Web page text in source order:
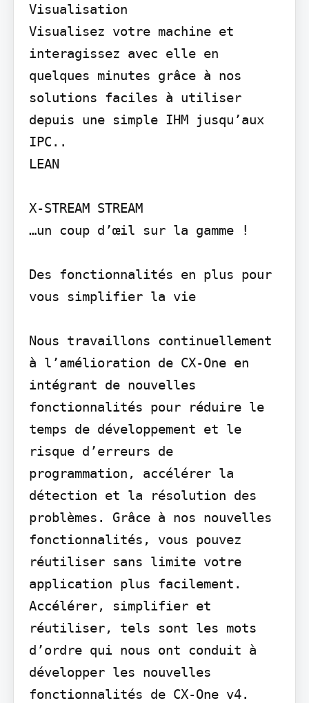
Visualisation
Visualisez votre machine et
interagissez avec elle en
quelques minutes grâce à nos
solutions faciles à utiliser
depuis une simple IHM jusqu’aux
IPC..
LEAN
X-STREAM STREAM
…un coup d’œil sur la gamme !
Des fonctionnalités en plus pour
vous simplifier la vie
Nous travaillons continuellement
à l’amélioration de CX-One en
intégrant de nouvelles
fonctionnalités pour réduire le
temps de développement et le
risque d’erreurs de
programmation, accélérer la
détection et la résolution des
problèmes. Grâce à nos nouvelles
fonctionnalités, vous pouvez
réutiliser sans limite votre
application plus facilement.
Accélérer, simplifier et
réutiliser, tels sont les mots
d’ordre qui nous ont conduit à
développer les nouvelles
fonctionnalités de CX-One v4.